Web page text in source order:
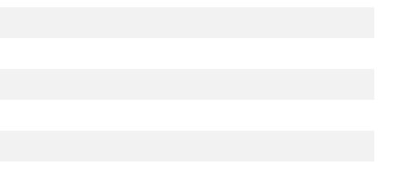
adequada para porcelanatos retificados. A
fosco. Seguindo essas orientações, o revestimento